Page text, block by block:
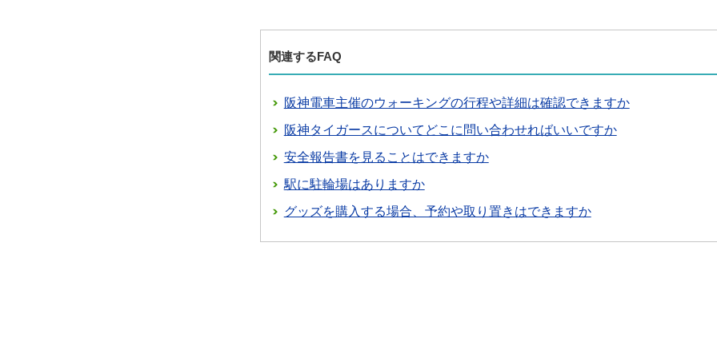
関連するFAQ
阪神電車主催のウォーキングの行程や詳細は確認できますか
阪神タイガースについてどこに問い合わせればいいですか
安全報告書を見ることはできますか
駅に駐輪場はありますか
グッズを購入する場合、予約や取り置きはできますか